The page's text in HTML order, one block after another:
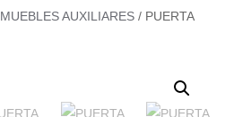
MUEBLES AUXILIARES/ PUERTA